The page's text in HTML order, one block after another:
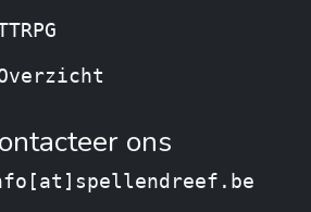
ons